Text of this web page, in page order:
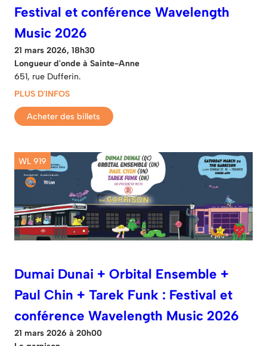
Festival et conférence Wavelength
Music 2026
21 mars 2026, 18h30
Longueur d'onde à Sainte-Anne
651, rue Dufferin.
PLUS D'INFOS
Acheter des billets
WL 919
Dumai Dunai + Orbital Ensemble +
Paul Chin + Tarek Funk : Festival et
conférence Wavelength Music 2026
21 mars 2026 à 20h00